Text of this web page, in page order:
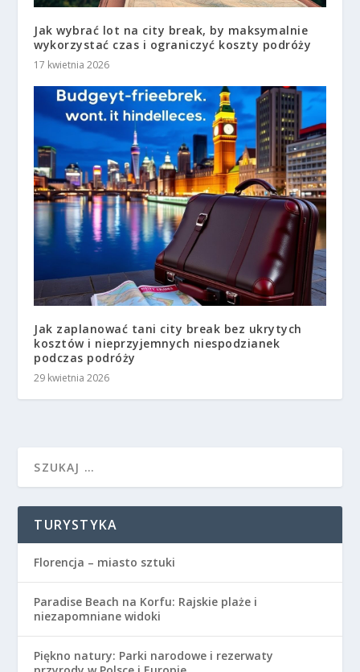
Jak wybrać lot na city break, by maksymalnie
wykorzystać czas i ograniczyć koszty podróży
17 kwietnia 2026
Jak zaplanować tani city break bez ukrytych
kosztów i nieprzyjemnych niespodzianek
podczas podróży
29 kwietnia 2026
TURYSTYKA
Florencja – miasto sztuki
Paradise Beach na Korfu: Rajskie plaże i
niezapomniane widoki
Piękno natury: Parki narodowe i rezerwaty